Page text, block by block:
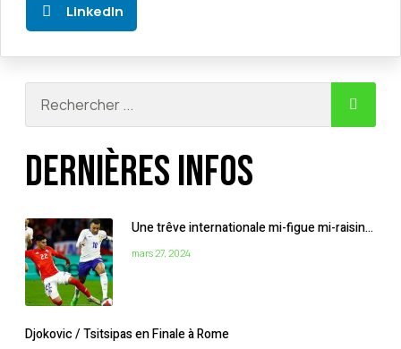
LinkedIn
Dernières infos
Une trêve internationale mi-figue mi-raisin…
mars 27, 2024
Djokovic / Tsitsipas en Finale à Rome